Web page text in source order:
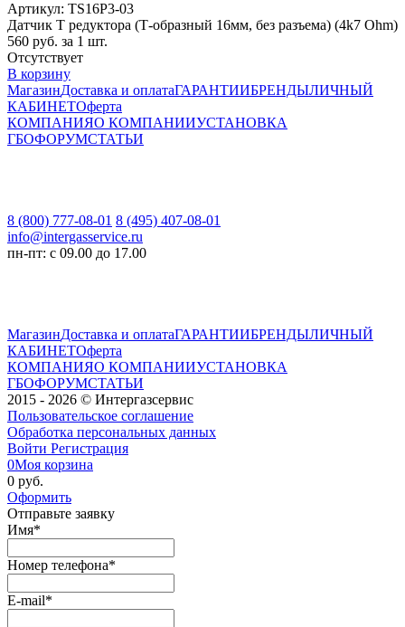
Артикул: TS16P3-03
Датчик Т редуктора (Т-образный 16мм, без разъема) (4k7 Ohm)
560 руб. за 1 шт.
Отсутствует
В корзину
МагазинДоставка и оплатаГАРАНТИИБРЕНДЫЛИЧНЫЙ
КАБИНЕТОферта
КОМПАНИЯО КОМПАНИИУСТАНОВКА
ГБОФОРУМСТАТЬИ
8 (800) 777-08-01 8 (495) 407-08-01
info@intergasservice.ru
пн-пт: с 09.00 до 17.00
МагазинДоставка и оплатаГАРАНТИИБРЕНДЫЛИЧНЫЙ
КАБИНЕТОферта
КОМПАНИЯО КОМПАНИИУСТАНОВКА
ГБОФОРУМСТАТЬИ
2015 - 2026 © Интергазсервис
Пользовательское соглашение
Обработка персональных данных
Войти Регистрация
0Моя корзина
0 руб.
Оформить
Отправьте заявку
Имя*
Номер телефона*
E-mail*